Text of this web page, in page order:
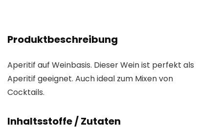
Produktbeschreibung
Aperitif auf Weinbasis. Dieser Wein ist perfekt als
Aperitif geeignet. Auch ideal zum Mixen von
Cocktails.
Inhaltsstoffe / Zutaten